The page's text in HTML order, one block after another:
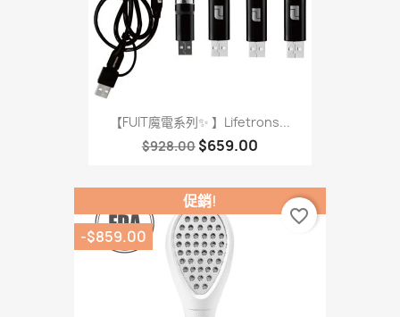
【FUIT魔電系列✨ 】Lifetrons...
$928.00 $659.00
促銷!
-$859.00
favorite_border